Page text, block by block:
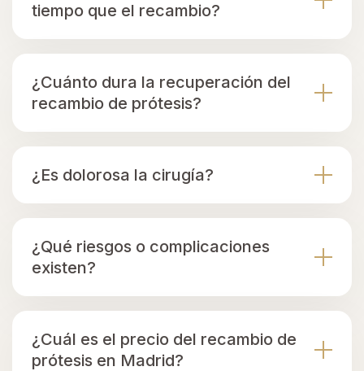
tiempo que el recambio?
¿Cuánto dura la recuperación del
recambio de prótesis?
¿Es dolorosa la cirugía?
¿Qué riesgos o complicaciones
existen?
¿Cuál es el precio del recambio de
prótesis en Madrid?